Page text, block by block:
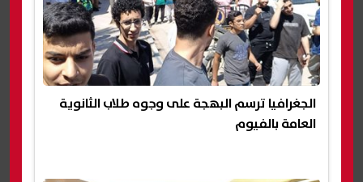
الجغرافيا ترسم البهجة على وجوه طلاب الثانوية
العامة بالفيوم